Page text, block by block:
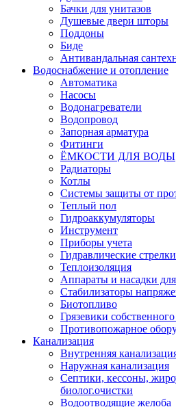
Бачки для унитазов
Душевые двери шторы
Поддоны
Биде
Антивандальная
Водоснабжение и отопление
Автоматика
Насосы
Водонагреватели
Водопровод
Запорная арматура
Фитинги
ЁМКОСТИ ДЛЯ ВОДЫ
Радиаторы
Котлы
Системы защиты от
Теплый пол
Гидроаккумуляторы
Инструмент
Приборы учета
Гидравлические стрелки
Теплоизоляция
Аппараты и насадки
Стабилизаторы
Биотопливо
Грязевики
Противопожарное
Канализация
Внутренняя
Наружная канализация
Септики, кессоны,
биолог.очистки
Водоотводящие желоба